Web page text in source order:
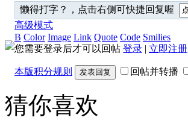
懒得打字？，点击右侧可快捷回复喔
高级模式
B Color Image Link Quote Code Smilies
您需要登录后才可以回帖 登录 | 立即注册
本版积分规则 发表回复 回帖并转播
猜你喜欢